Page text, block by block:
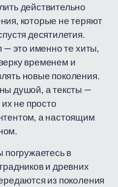
действительно
которые не теряют
десятилетия.
— это именно те хиты,
временем и
новые поколения.
душой, а тексты —
не просто
а настоящим
в
и древних
из поколения